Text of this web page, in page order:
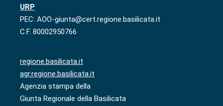
URP
PEC: AOO-giunta@cert.regione.basilicata.it
C.F. 80002950766
regione.basilicata.it
agr.regione.basilicata.it
Agenzia stampa della
Giunta Regionale della Basilicata